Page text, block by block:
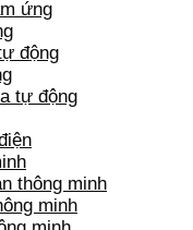
ứng
động
tự động
thông minh
minh